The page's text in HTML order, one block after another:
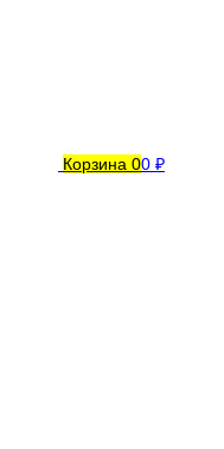
Корзина 00 ₽